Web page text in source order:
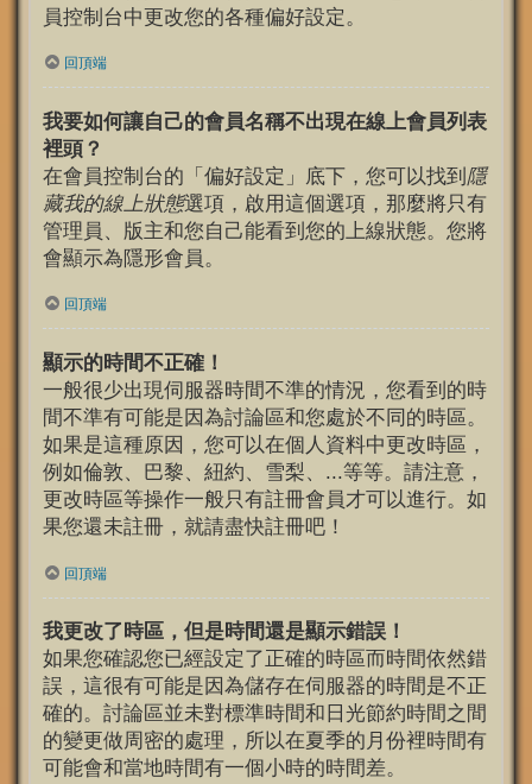
員控制台中更改您的各種偏好設定。
回頂端
我要如何讓自己的會員名稱不出現在線上會員列表
裡頭？
在會員控制台的「偏好設定」底下，您可以找到 隱
藏我的線上狀態選項，啟用這個選項，那麼將只有
管理員、版主和您自己能看到您的上線狀態。您將
會顯示為隱形會員。
回頂端
顯示的時間不正確！
一般很少出現伺服器時間不準的情況，您看到的時
間不準有可能是因為討論區和您處於不同的時區。
如果是這種原因，您可以在個人資料中更改時區，
例如倫敦、巴黎、紐約、雪梨、...等等。請注意，
更改時區等操作一般只有註冊會員才可以進行。如
果您還未註冊，就請盡快註冊吧！
回頂端
我更改了時區，但是時間還是顯示錯誤！
如果您確認您已經設定了正確的時區而時間依然錯
誤，這很有可能是因為儲存在伺服器的時間是不正
確的。討論區並未對標準時間和日光節約時間之間
的變更做周密的處理，所以在夏季的月份裡時間有
可能會和當地時間有一個小時的時間差。